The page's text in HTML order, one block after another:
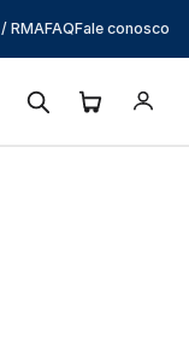
RMAFAQFale conosco